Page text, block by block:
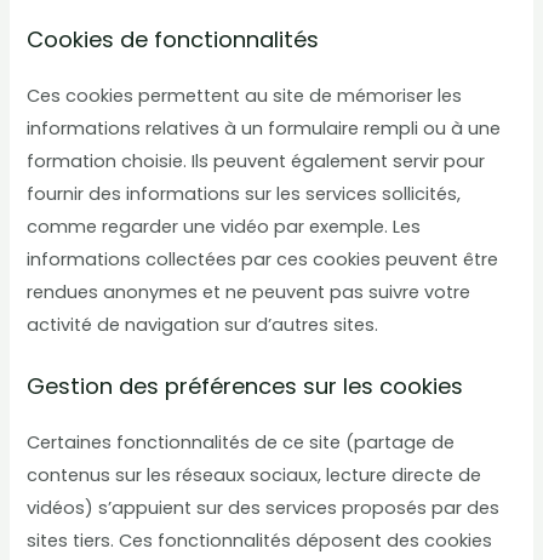
Cookies de fonctionnalités
Ces cookies permettent au site de mémoriser les
informations relatives à un formulaire rempli ou à une
formation choisie. Ils peuvent également servir pour
fournir des informations sur les services sollicités,
comme regarder une vidéo par exemple. Les
informations collectées par ces cookies peuvent être
rendues anonymes et ne peuvent pas suivre votre
activité de navigation sur d’autres sites.
Gestion des préférences sur les cookies
Certaines fonctionnalités de ce site (partage de
contenus sur les réseaux sociaux, lecture directe de
vidéos) s’appuient sur des services proposés par des
sites tiers. Ces fonctionnalités déposent des cookies